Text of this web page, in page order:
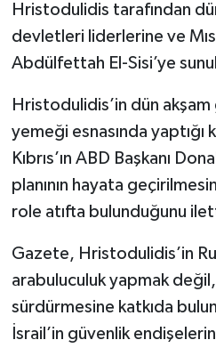
Hristodulidis tarafından
devletleri liderlerine ve
Abdülfettah El-Sisi’ye
Hristodulidis’in dün
yemeği esnasında yaptığı
Kıbrıs’ın ABD Başkanı
planının hayata
role atıfta bulunduğunu
Gazete, Hristodulidis’in
arabuluculuk yapmak değil,
sürdürmesine katkıda
İsrail’in güvenlik